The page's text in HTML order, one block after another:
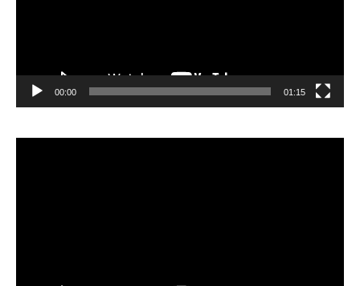
00:00 01:15